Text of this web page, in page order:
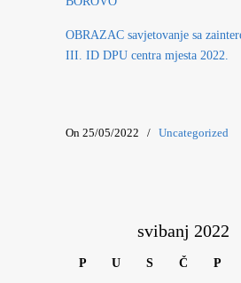
OBRAZAC savjetovanje sa
III. ID DPU centra mjesta 2022.
On 25/05/2022 / Uncategorized
svibanj 2022
P U S Č P